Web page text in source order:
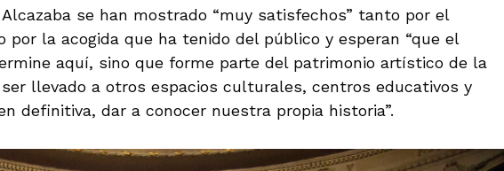
se han mostrado “muy satisfechos” tanto por el
por la acogida que ha tenido del público y esperan “que el
aquí, sino que forme parte del patrimonio artístico de la
llevado a otros espacios culturales, centros educativos y
definitiva, dar a conocer nuestra propia historia”.